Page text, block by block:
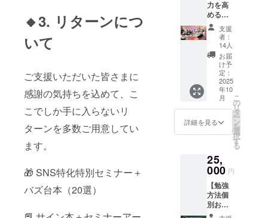
🔸3. リターンにつ
いて
ご支援いただいた皆さまに
感謝の気持ちを込めて、こ
こでしか手に入らないリ
ターンを多数ご用意してい
ます。
🎁 SNS特化特別セミナー＋
バズ台本（20選）
的なコ
ンテン
ツで
す。 と
にか
く“すぐ
行動で
きる”構
成でお
届けし
ます！
● こん
な方に
おすす
め SNS
たばか
りで、
何を発
信すれ
ばいい
かわか
らない
験に基
づい
た“リア
ルなノ
ウハ
ウ”を学
びたい
●セット
内容 直
筆サイ
ン入り
書籍
（新刊1
冊）
SNS特
ナーご
招待
（アー
カイブ
配信で
視聴可
能） ・
増やし
たい
が、今
ひとつ
伸びな
い ・
SNSで
商品や
サービ
スを広
めたい
編集が
苦手、
く学び
たい ●
リター
ン内容
ショー
ト動画
作り講
いねが
自然と
集まる
関わり
方と
は？ ●
こんな
方にお
すすめ
Facebo
分の活
動を広
しても
反応が
なくて
モヤモ
ヤして
いる ・
る！ ・
ちょっ
とした
相談や
質問も
OK◎（
人数に
より変
動あ
り） ●
セット
とっ
しー直
書籍
（新
刊）
Zoom飲
み会参
加券
デュー
スZoom
セッ
ション
（90
分）で
す。 ●
こんな
ことが
できま
なたの
魅力を
信×恋愛
心理を
掛け合
わせ
た“好か
れる見
けど、
何から
始めた
らいい
か分か
らな
い」
「強み
を活か
して出
版につ
なげた
い！」
に、少
人数制
の出版
相談
Zoom
セッ
力を高
めるコ
ミュニ
ティ参
加券】
＼ 一人
じゃな
いか
ら、続
けられ
る。伸
びる。
／ 「発
信が続
かな
「何を
投稿す
ればい
いか分
からな
い」
「誰に
支援
者：
14人
お届
け予
定：
2025
年10
月
詳細を見る
こ
の
リ
タ
ー
ン
を
選
択
す
る
25,
000 円
【勉強
方法個
別お悩
み相談